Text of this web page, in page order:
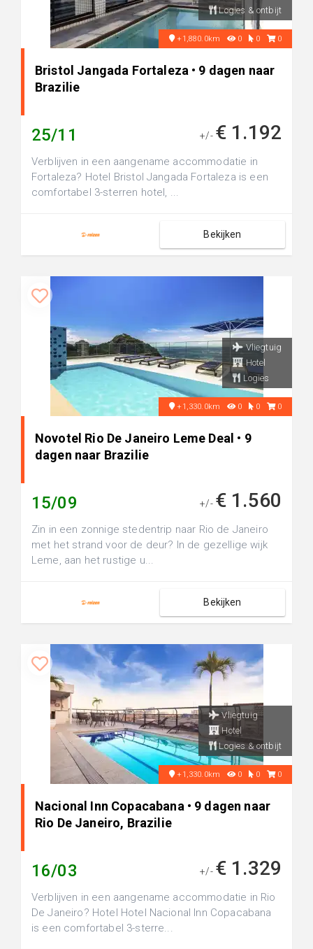
Logies & ontbijt
+1,880.0km 0 0 0
Bristol Jangada Fortaleza • 9 dagen naar
Brazilie
25/11 +/- € 1.192
Verblijven in een aangename accommodatie in
Fortaleza? Hotel Bristol Jangada Fortaleza is een
comfortabel 3-sterren hotel, ...
Bekijken
Vliegtuig
Hotel
Logies
+1,330.0km 0 0 0
Novotel Rio De Janeiro Leme Deal • 9
dagen naar Brazilie
15/09 +/- € 1.560
Zin in een zonnige stedentrip naar Rio de Janeiro
met het strand voor de deur? In de gezellige wijk
Leme, aan het rustige u...
Bekijken
Vliegtuig
Hotel
Logies & ontbijt
+1,330.0km 0 0 0
Nacional Inn Copacabana • 9 dagen naar
Rio De Janeiro, Brazilie
16/03 +/- € 1.329
Verblijven in een aangename accommodatie in Rio
De Janeiro? Hotel Hotel Nacional Inn Copacabana
is een comfortabel 3-sterre...